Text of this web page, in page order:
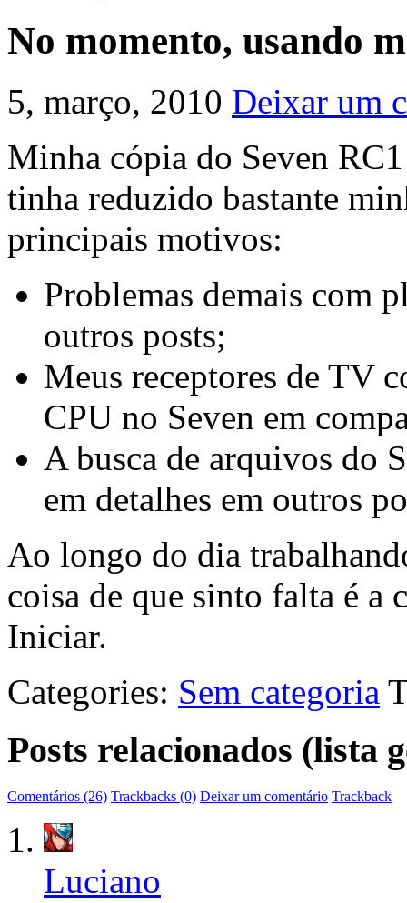
No momento, usando
5, março, 2010 Deixar um
Minha cópia do Seven
tinha reduzido bastante
principais motivos:
Problemas demais com
outros posts;
Meus receptores de TV
CPU no Seven em
A busca de arquivos do
em detalhes em outros
Ao longo do dia
coisa de que sinto falta é a
Iniciar.
Categories: Sem categoria
Posts relacionados (lista
Comentários (26) Trackbacks (0) Deixar um comentário Trackback
Luciano